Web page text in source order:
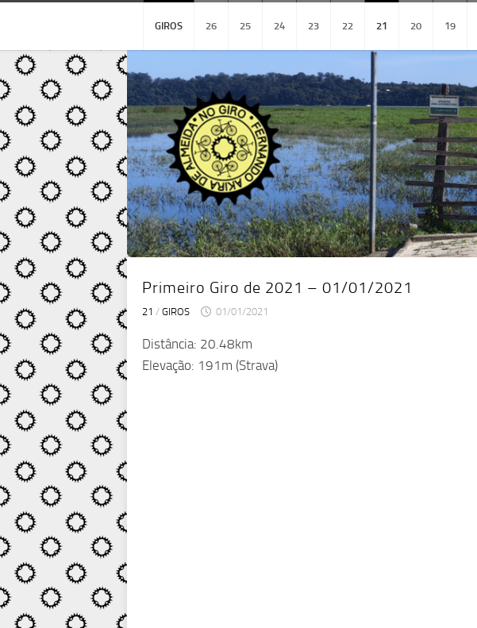
Skip
GIROS 26 25 24 23 22 21 20 19
Primeiro Giro de 2021 – 01/01/2021
21 / GIROS 01/01/2021
Distância: 20.48km
Elevação: 191m (Strava)